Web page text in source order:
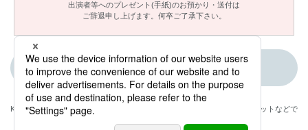
出演者等へのプレゼント(手紙)のお預かり・送付は
ご辞退申し上げます。何卒ご了承下さい。
ご意見・メッセージ
KBCが取材・撮影した情報・映像は国内外のテレビ・ラジオ・インターネットなどで